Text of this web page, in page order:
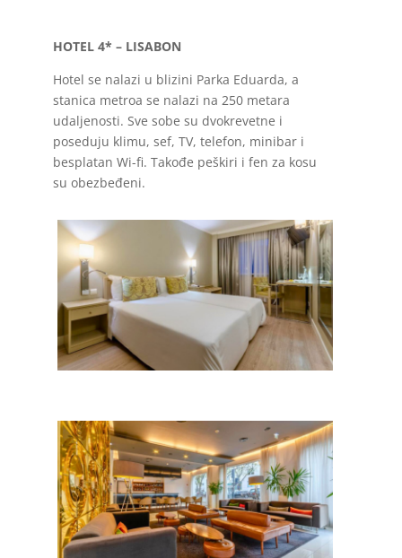
HOTEL 4* – LISABON
Hotel se nalazi u blizini Parka Eduarda, a
stanica metroa se nalazi na 250 metara
udaljenosti. Sve sobe su dvokrevetne i
poseduju klimu, sef, TV, telefon, minibar i
besplatan Wi-fi. Takođe peškiri i fen za kosu
su obezbeđeni.